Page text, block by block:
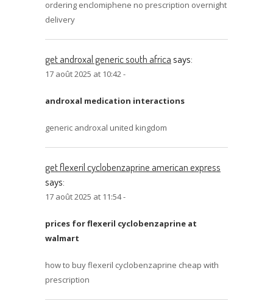
ordering enclomiphene no prescription overnight
delivery
get androxal generic south africasays:
17 août 2025 at 10:42 -
androxal medication interactions
generic androxal united kingdom
get flexeril cyclobenzaprine american express
says:
17 août 2025 at 11:54 -
prices for flexeril cyclobenzaprine at
walmart
how to buy flexeril cyclobenzaprine cheap with
prescription